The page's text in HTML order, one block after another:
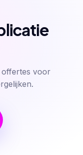
offertes voor